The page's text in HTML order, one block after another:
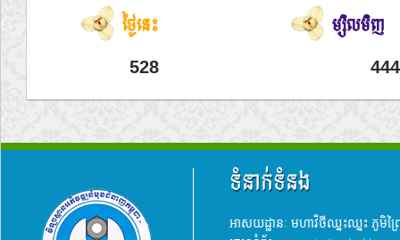
ថ្ងៃនេះ
528
ម្សិលមិញ
ទំនាក់ទំនង
អាសយដ្ឋានៈ មហាវិថីឈ្នះឈ្នះ ភូមិ